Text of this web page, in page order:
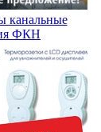
канальные
ФКН